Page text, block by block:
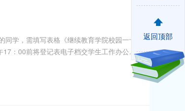
学，需填写表格《继续教育学院校园一卡
：00前将登记表电子档交学生工作办公室
一次办理新卡的同学，如遗失补办由学生
返回顶部